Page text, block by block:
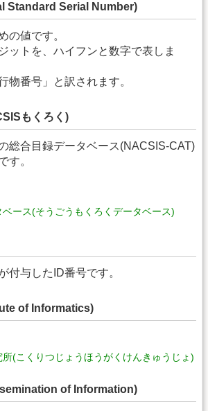
Standard Serial Number)
の値です。
ットを、ハイフンと数字で表しま
物番号」と訳されます。
もくろく)
総合目録データベース(NACSIS-CAT)
す。
ース(そうごうもくろくデータベース)
付与したID番号です。
of Informatics)
所(こくりつじょうほうがくけんきゅうじょ)
of Information)